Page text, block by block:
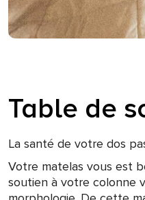
Table de
La santé de votre dos
Votre matelas vous est
soutien à votre colonne